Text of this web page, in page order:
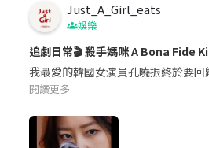
Just_A_Girl_eats
娛樂
追劇日常🎬 殺手媽咪 A Bona Fide
我最愛的韓國女演員孔曉振終於要
閱讀更多